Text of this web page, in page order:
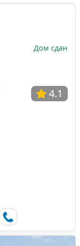
4.1
Дом сдан